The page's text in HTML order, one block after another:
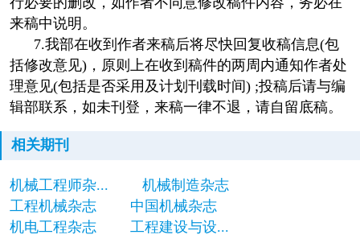
来稿中说明。
7.我部在收到作者来稿后将尽快回复收稿信息(包
括修改意见)，原则上在收到稿件的两周内通知作者处
理意见(包括是否采用及计划刊载时间) ;投稿后请与编
辑部联系，如未刊登，来稿一律不退，请自留底稿。
相关期刊
机械工程师杂...
机械制造杂志
工程机械杂志
中国机械杂志
机电工程杂志
工程建设与设...